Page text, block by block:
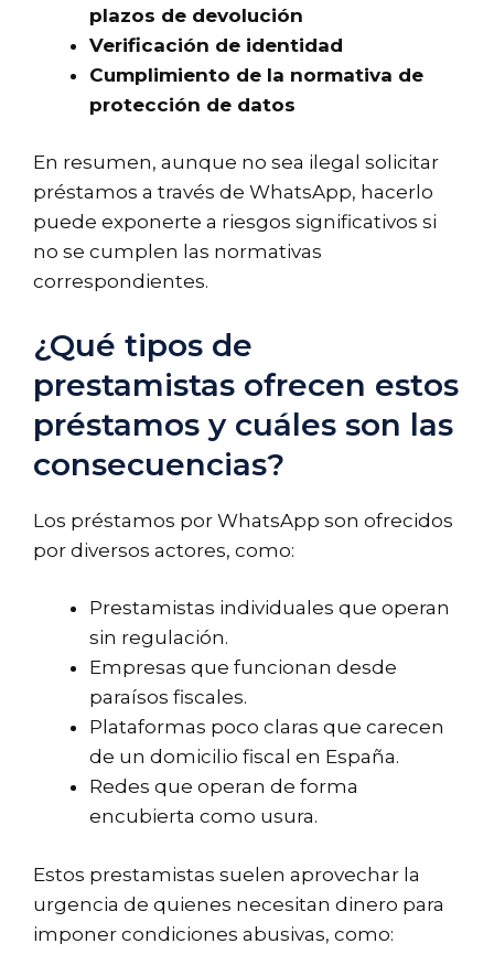
plazos de devolución
Verificación de identidad
Cumplimiento de la normativa de
protección de datos
En resumen, aunque no sea ilegal solicitar
préstamos a través de WhatsApp, hacerlo
puede exponerte a riesgos significativos si
no se cumplen las normativas
correspondientes.
¿Qué tipos de
prestamistas ofrecen estos
préstamos y cuáles son las
consecuencias?
Los préstamos por WhatsApp son ofrecidos
por diversos actores, como:
Prestamistas individuales que operan
sin regulación.
Empresas que funcionan desde
paraísos fiscales.
Plataformas poco claras que carecen
de un domicilio fiscal en España.
Redes que operan de forma
encubierta como usura.
Estos prestamistas suelen aprovechar la
urgencia de quienes necesitan dinero para
imponer condiciones abusivas, como: